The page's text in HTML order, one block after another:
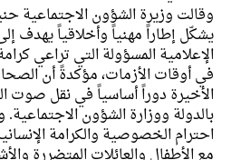
وقالت وزيرة الشؤون الاجتماعية
يشكّل إطاراً مهنياً وأخلاقياً يهدف
الإعلامية المسؤولة التي تراعي
في أوقات الأزمات، مؤكدةً أن
الأخيرة دوراً أساسياً في نقل صوت
بالدولة ووزارة الشؤون
احترام الخصوصية والكرامة